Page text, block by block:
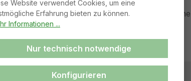
ordnungsgemäß sterilisiert werden
gewährleistet.
Website verwendet Cookies, um eine
Erfahrung bieten zu können.
Informationen ...
Nur technisch notwendige
Konfigurieren